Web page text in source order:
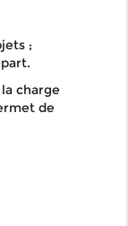
;
charge
de